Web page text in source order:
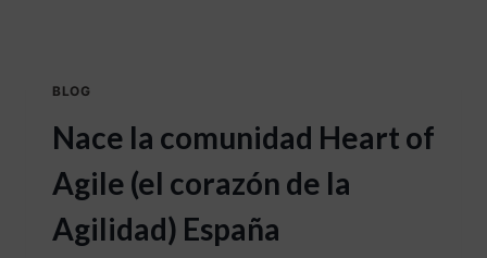
BLOG
Nace la comunidad Heart of
Agile (el corazón de la
Agilidad) España